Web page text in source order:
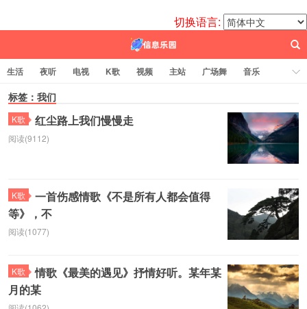
切换语言:
生活 夜听 电视 K歌 视频 主站 广场舞
音乐
歌曲
电台
标签：我们
K歌 红尘路上我们慢慢走
阅读(9112)
K歌
一首伤感情歌《不是所有人都会值得
等》，不
阅读(1077)
K歌
情歌《最美的遇见》抒情好听。某年某
月的某